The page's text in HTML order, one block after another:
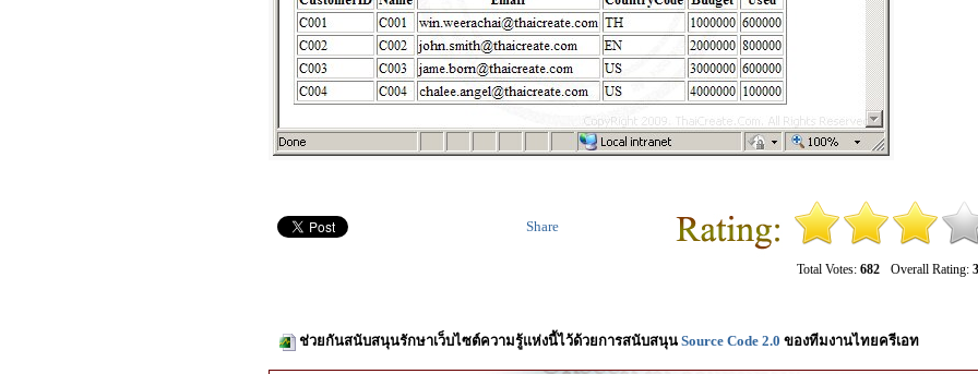
Total Votes: 682 Overall Rating:
Share
ช่วยกันสนับสนุนรักษาเว็บไซต์ความรู้แห่งนี้ไว้ด้วยการสนับสนุน Source Code 2.0 ของทีมงานไทยครีเอท